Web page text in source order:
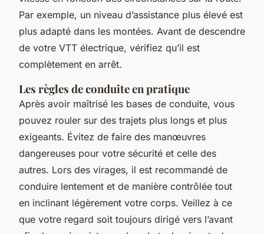
Par exemple, un niveau d’assistance plus élevé est
plus adapté dans les montées. Avant de descendre
de votre VTT électrique, vérifiez qu’il est
complètement en arrêt.
Les règles de conduite en pratique
Après avoir maîtrisé les bases de conduite, vous
pouvez rouler sur des trajets plus longs et plus
exigeants. Évitez de faire des manœuvres
dangereuses pour votre sécurité et celle des
autres. Lors des virages, il est recommandé de
conduire lentement et de manière contrôlée tout
en inclinant légèrement votre corps. Veillez à ce
que votre regard soit toujours dirigé vers l’avant